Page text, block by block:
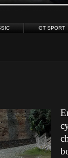
GT SPORT